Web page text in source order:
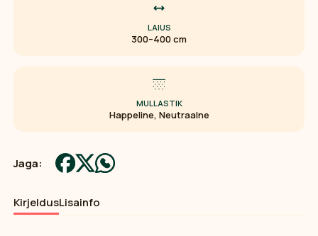
LAIUS
300–400 cm
MULLASTIK
Happeline, Neutraalne
Jaga:
KirjeldusLisainfo